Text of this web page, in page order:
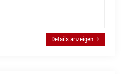
Details anzeigen